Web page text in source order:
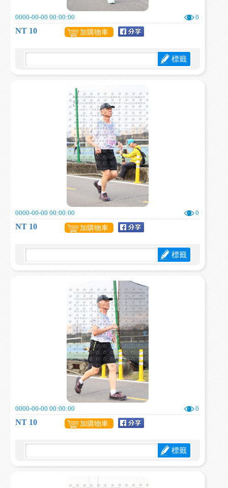
0000-00-00 00:00:00 0
NT 10 加購物車
標籤
0000-00-00 00:00:00 0
NT 10 加購物車
標籤
0000-00-00 00:00:00 0
NT 10 加購物車
標籤